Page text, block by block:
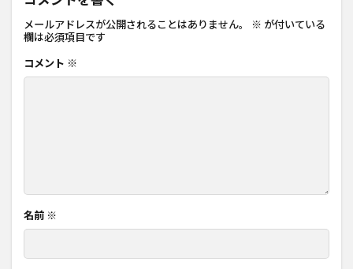
メールアドレスが公開されることはありません。 ※ が付いている
欄は必須項目です
コメント ※
名前 ※